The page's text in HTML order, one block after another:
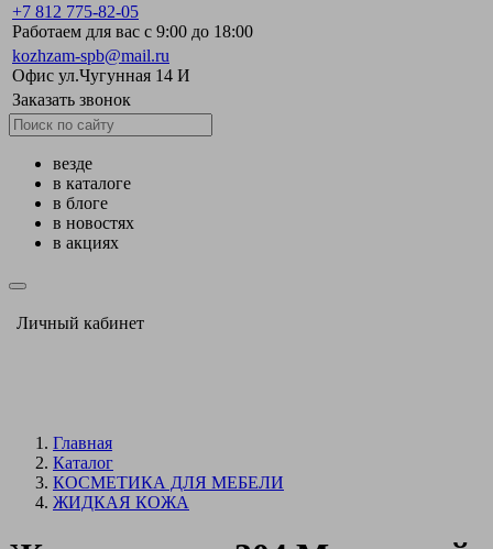
+7 812 775-82-05
Работаем для вас с 9:00 до 18:00
kozhzam-spb@mail.ru
Офис ул.Чугунная 14 И
Заказать звонок
везде
в каталоге
в блоге
в новостях
в акциях
Личный кабинет
Главная
Каталог
КОСМЕТИКА ДЛЯ МЕБЕЛИ
ЖИДКАЯ КОЖА